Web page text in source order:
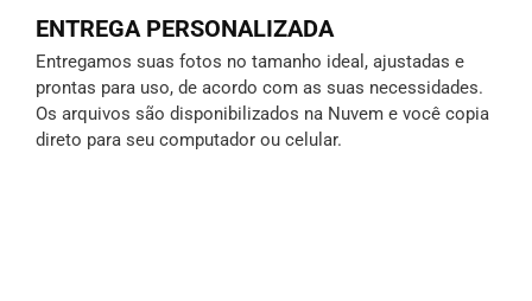
ENTREGA PERSONALIZADA
Entregamos suas fotos no tamanho ideal, ajustadas e
prontas para uso, de acordo com as suas necessidades.
Os arquivos são disponibilizados na Nuvem e você copia
direto para seu computador ou celular.